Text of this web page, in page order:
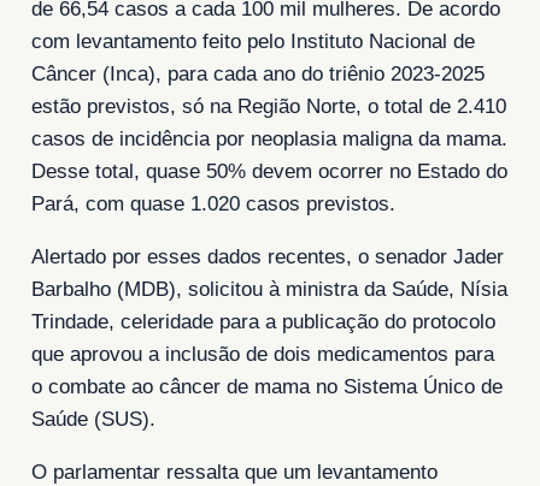
de 66,54 casos a cada 100 mil mulheres. De acordo
com levantamento feito pelo Instituto Nacional de
Câncer (Inca), para cada ano do triênio 2023-2025
estão previstos, só na Região Norte, o total de 2.410
casos de incidência por neoplasia maligna da mama.
Desse total, quase 50% devem ocorrer no Estado do
Pará, com quase 1.020 casos previstos.
Alertado por esses dados recentes, o senador Jader
Barbalho (MDB), solicitou à ministra da Saúde, Nísia
Trindade, celeridade para a publicação do protocolo
que aprovou a inclusão de dois medicamentos para
o combate ao câncer de mama no Sistema Único de
Saúde (SUS).
O parlamentar ressalta que um levantamento